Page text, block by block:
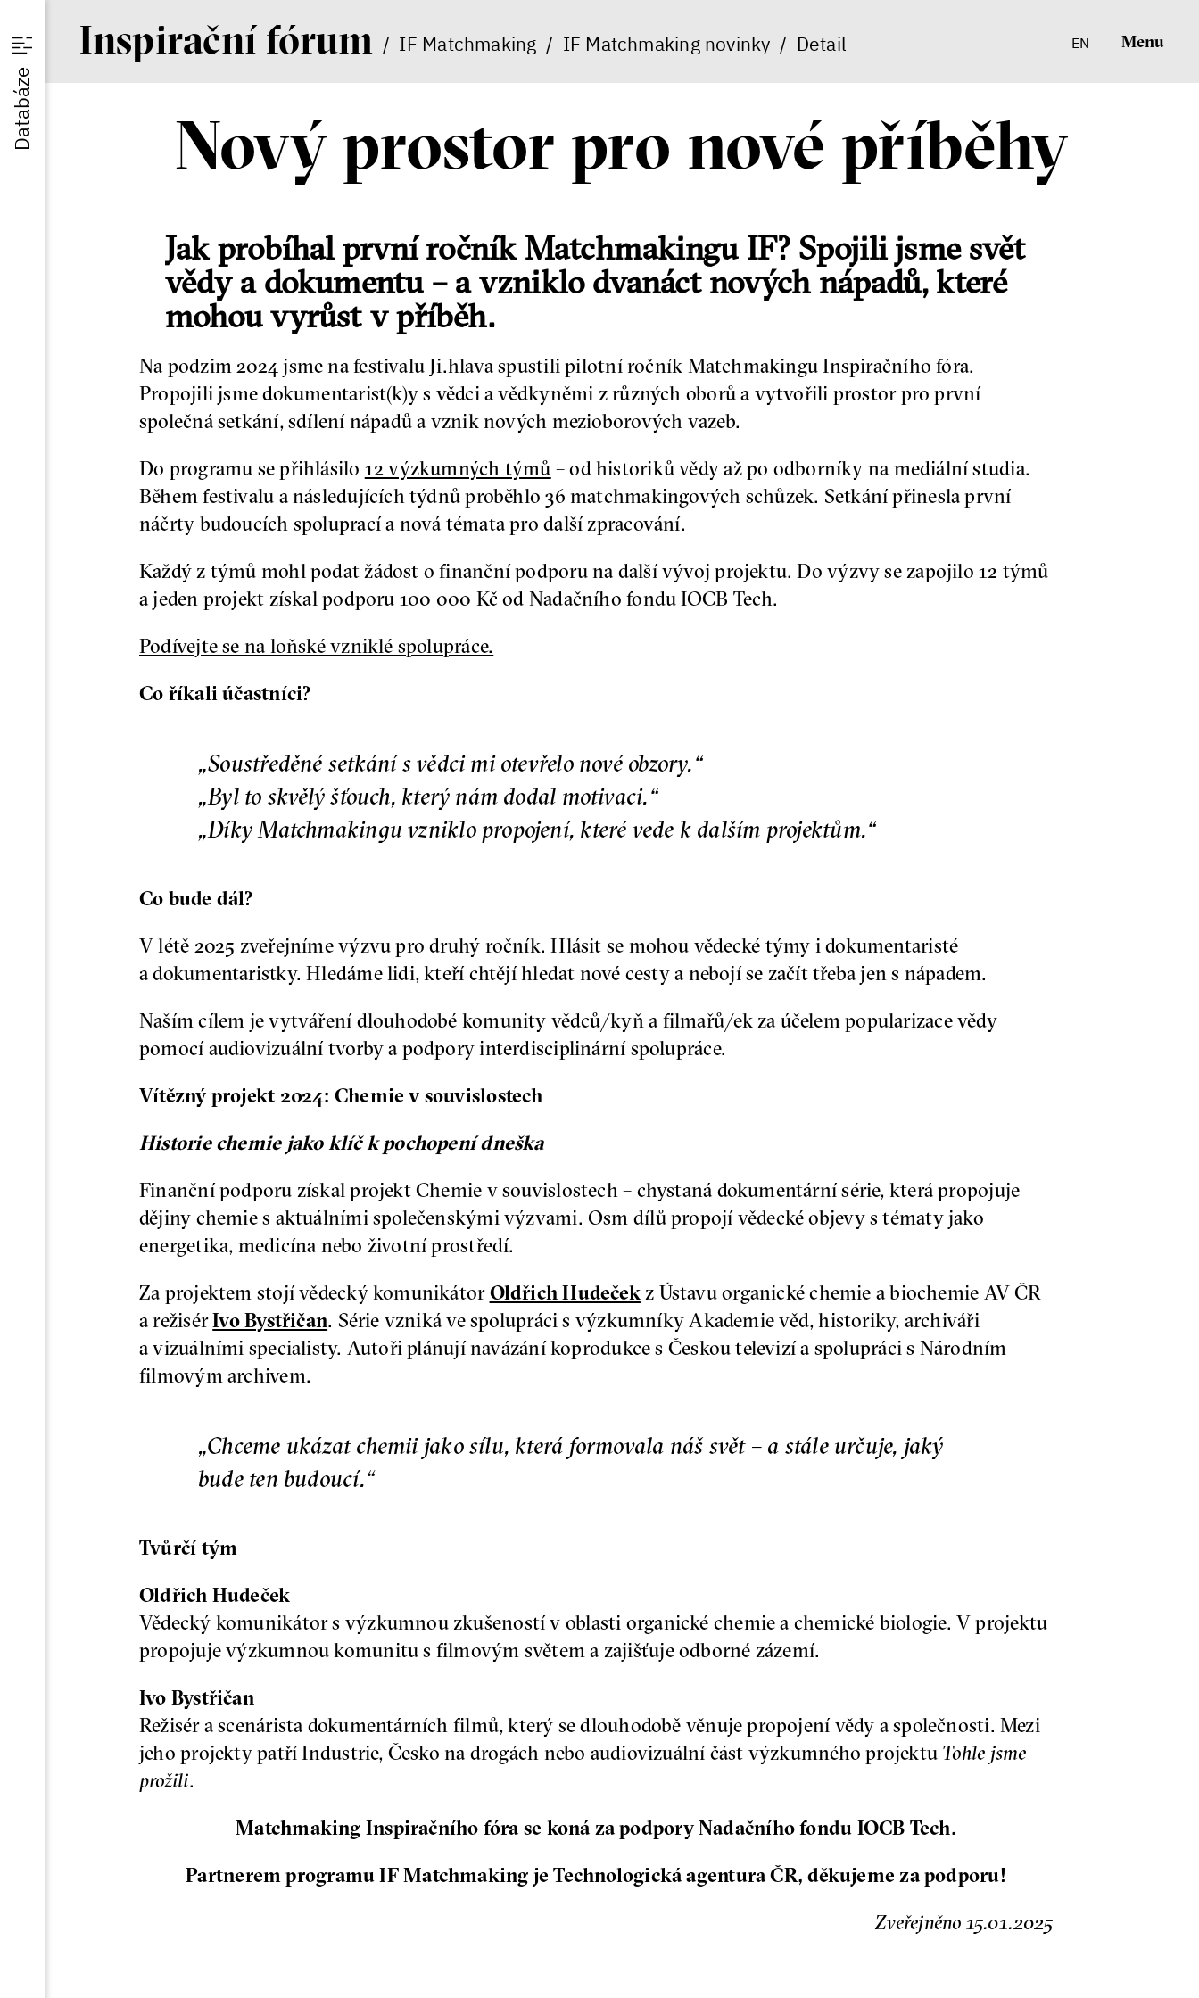
Inspiračnífórum / IF Matchmaking / IF Matchmaking novinky / Detail EN Menu
Databáze Nový prostor pro nové příběhy
Jak probíhal první ročník Matchmakingu IF? Spojili jsme svět
vědy a dokumentu – a vzniklo dvanáct nových nápadů, které
mohou vyrůst v příběh.
Na podzim 2024 jsme na festivalu Ji.hlava spustili pilotní ročník Matchmakingu Inspiračního fóra.
Propojili jsme dokumentarist(k)y s vědci a vědkyněmi z různých oborů a vytvořili prostor pro první
společná setkání, sdílení nápadů a vznik nových mezioborových vazeb.
Do programu se přihlásilo 12 výzkumných týmů – od historiků vědy až po odborníky na mediální studia.
Během festivalu a následujících týdnů proběhlo 36 matchmakingových schůzek. Setkání přinesla první
náčrty budoucích spoluprací a nová témata pro další zpracování.
Každý z týmů mohl podat žádost o finanční podporu na další vývoj projektu. Do výzvy se zapojilo 12 týmů
a jeden projekt získal podporu 100 000 Kč od Nadačního fondu IOCB Tech.
Podívejte se na loňské vzniklé spolupráce.
Co říkali účastníci?
„Soustředěné setkání s vědci mi otevřelo nové obzory.“
„Byl to skvělý šťouch, který nám dodal motivaci.“
„Díky Matchmakingu vzniklo propojení, které vede k dalším projektům.“
Co bude dál?
V létě 2025 zveřejníme výzvu pro druhý ročník. Hlásit se mohou vědecké týmy i dokumentaristé
a dokumentaristky. Hledáme lidi, kteří chtějí hledat nové cesty a nebojí se začít třeba jen s nápadem.
Naším cílem je vytváření dlouhodobé komunity vědců/kyň a filmařů/ek za účelem popularizace vědy
pomocí audiovizuální tvorby a podpory interdisciplinární spolupráce.
Vítězný projekt 2024: Chemie v souvislostech
Historie chemie jako klíč k pochopení dneška
Finanční podporu získal projekt Chemie v souvislostech – chystaná dokumentární série, která propojuje
dějiny chemie s aktuálními společenskými výzvami. Osm dílů propojí vědecké objevy s tématy jako
energetika, medicína nebo životní prostředí.
Za projektem stojí vědecký komunikátorOldřich Hudeček z Ústavu organické chemie a biochemie AV ČR
a režisérIvo Bystřičan. Série vzniká ve spolupráci s výzkumníky Akademie věd, historiky, archiváři
a vizuálními specialisty. Autoři plánují navázání koprodukce s Českou televizí a spolupráci s Národním
filmovým archivem.
„Chceme ukázat chemii jako sílu, která formovala náš svět – a stále určuje, jaký
bude ten budoucí.“
Tvůrčí tým
Oldřich Hudeček
Vědecký komunikátor s výzkumnou zkušeností v oblasti organické chemie a chemické biologie. V projektu
propojuje výzkumnou komunitu s filmovým světem a zajišťuje odborné zázemí.
Ivo Bystřičan
Režisér a scenárista dokumentárních filmů, který se dlouhodobě věnuje propojení vědy a společnosti. Mezi
jeho projekty patří Industrie, Česko na drogách nebo audiovizuální část výzkumného projektu Tohle jsme
prožili.
Matchmaking Inspiračního fóra se koná za podpory Nadačního fondu IOCB Tech.
Partnerem programu IF Matchmaking je Technologická agentura ČR, děkujeme za podporu!
Zveřejněno 15.01.2025